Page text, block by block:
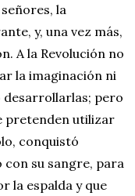
la
y, una vez más,
A la Revolución no
la imaginación ni
pero
pretenden utilizar
conquistó
su sangre, para
la espalda y que